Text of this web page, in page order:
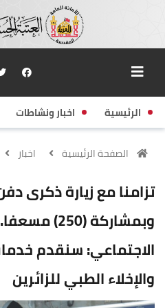
الرئيسية اخبار ونشاطات
الصفحة الرئيسية اخبار
تزامنا مع زيارة ذكرى
وبمشاركة
الاجتماعي: سنقدم
والإخلاء الطبي للزائرين